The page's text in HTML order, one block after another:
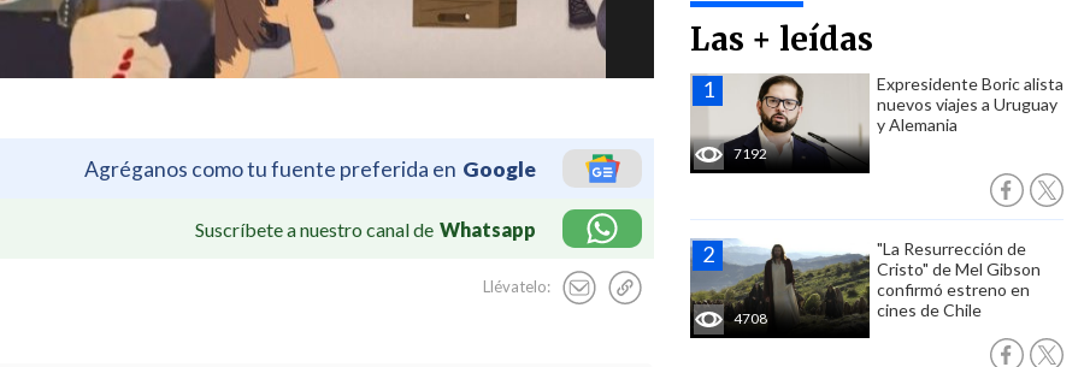
Agréganos como tu fuente preferida en Google
Suscríbete a nuestro canal de Whatsapp
Llévatelo:
Las + leídas
7192
Expresidente Boric alista
nuevos viajes a Uruguay
y Alemania
4708
"La Resurrección de
Cristo" de Mel Gibson
confirmó estreno en
cines de Chile